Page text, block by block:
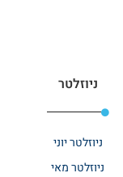
ניוזלטר
ניוזלטר יוני
ניוזלטר מאי